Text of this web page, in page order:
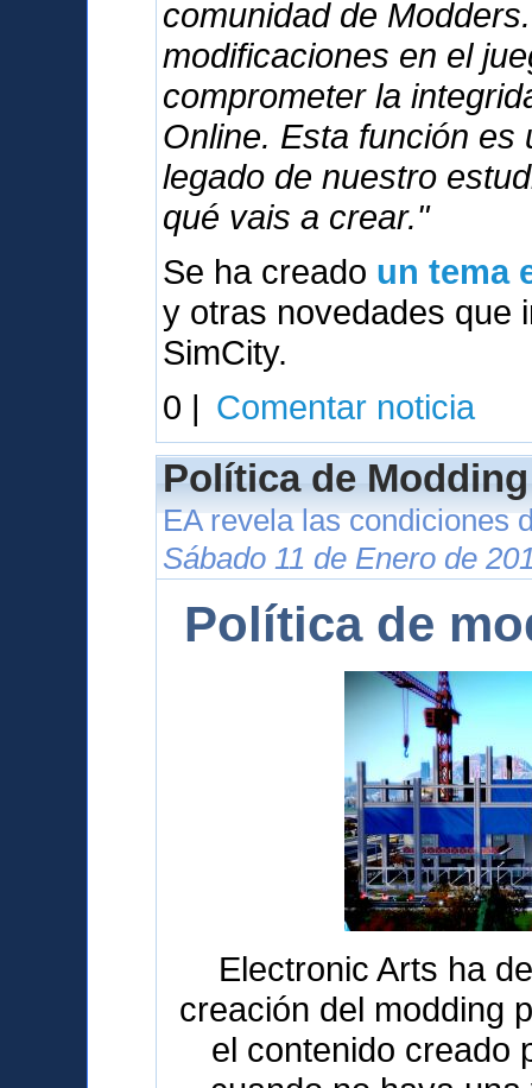
comunidad de
modificaciones en el
comprometer la
Online. Esta función es
legado de nuestro
qué vais a crear."
Se ha creado un tema
y otras novedades que
SimCity.
0 | Comentar noticia
Política de
EA revela las condiciones
Sábado 11 de Enero de
Política de
Electronic Arts ha
creación del modding
el contenido creado